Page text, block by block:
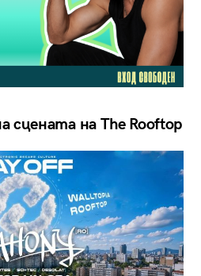
сцената на The Rooftop